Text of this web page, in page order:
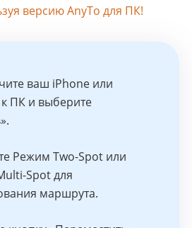
версию AnyTo для ПК!
ваш iPhone или
ПК и выберите
Режим Two-Spot или
Spot для
маршрута.